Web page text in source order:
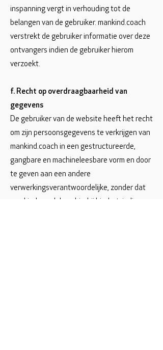
inspanning vergt in verhouding tot de
belangen van de gebruiker. mankind.coach
verstrekt de gebruiker informatie over deze
ontvangers indien de gebruiker hierom
verzoekt.
f. Recht op overdraagbaarheid van
gegevens
De gebruiker van de website heeft het recht
om zijn persoonsgegevens te verkrijgen van
mankind.coach in een gestructureerde,
gangbare en machineleesbare vorm en door
te geven aan een andere
verwerkingsverantwoordelijke, zonder dat